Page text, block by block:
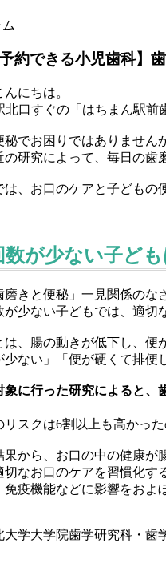
約できる小児歯科】
にちは。
北口すぐの「はちまん駅前
秘でお困りではありません
の研究によって、毎日の歯
は、お口のケアと子どもの
数が少ない子ど
磨きと便秘」一見関係の
が少ない子どもでは、適切
、腸の動きが低下し、便
少ない」「便が硬くて排
象に行った研究によると、
スクは6割以上も高かった
果から、お口の中の健康が
切なお口のケアを習慣化す
免疫機能などに影響をおよ
大学大学院歯学研究科・